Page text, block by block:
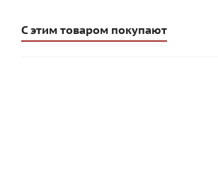
С этим товаром покупают